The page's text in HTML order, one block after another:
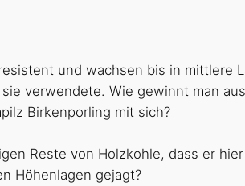
und wachsen bis in mittlere
verwendete. Wie gewinnt man
Birkenporling mit sich?
Reste von Holzkohle, dass er
Höhenlagen gejagt?